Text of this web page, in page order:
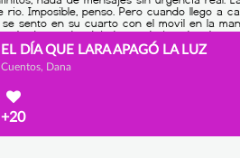
EL DÍA QUE LARA APAGÓ LA LUZ
Cuentos, Dana
+20